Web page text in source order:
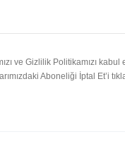
ve Gizlilik Politikamızı
Aboneliği İptal Et’i